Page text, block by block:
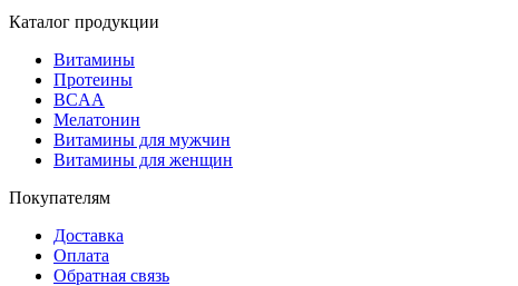
Каталог продукции
Витамины
Протеины
BCAA
Мелатонин
Витамины для мужчин
Витамины для женщин
Покупателям
Доставка
Оплата
Обратная связь